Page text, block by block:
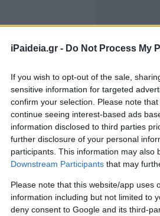
iPaideia.gr - Do Not Process My
If you wish to opt-out of the sale,
sensitive information for targeted
confirm your selection. Please note
continue seeing interest-based ads
information disclosed to third parties
further disclosure of your personal
participants. This information may also
Downstream Participants that may
Please note that this website/app
information including but not limited to
deny consent to Google and its third-
Δείτε εδώΡεύμα: Πώς
Σύμφωνα με τα
ενέργειας πάνω από
ενεργειακές